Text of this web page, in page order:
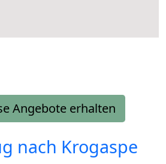
Angebote erhalten
nach Krogaspe